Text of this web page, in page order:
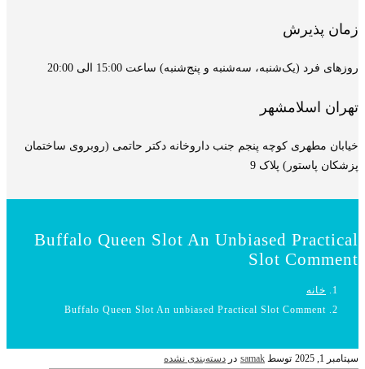
زمان پذیرش
روزهای فرد (یک‌شنبه، سه‌شنبه و پنج‌شنبه) ساعت 15:00 الی 20:00
تهران اسلامشهر
خیابان مطهری کوچه پنجم جنب داروخانه دکتر حاتمی (روبروی ساختمان
پزشکان پاستور) پلاک 9
Buffalo Queen Slot An Unbiased Practical
Slot Comment
خانه
Buffalo Queen Slot An unbiased Practical Slot Comment
سپتامبر 1, 2025 توسط samak در دسته‌بندی نشده